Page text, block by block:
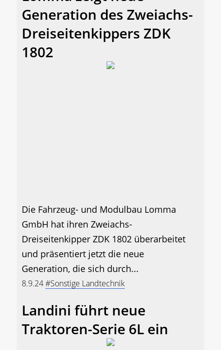
Generation des Zweiachs-
Dreiseitenkippers ZDK
1802
Die Fahrzeug- und Modulbau Lomma
GmbH hat ihren Zweiachs-
Dreiseitenkipper ZDK 1802 überarbeitet
und präsentiert jetzt die neue
Generation, die sich durch...
8.9.24#Sonstige Landtechnik
Landini führt neue
Traktoren-Serie 6L ein